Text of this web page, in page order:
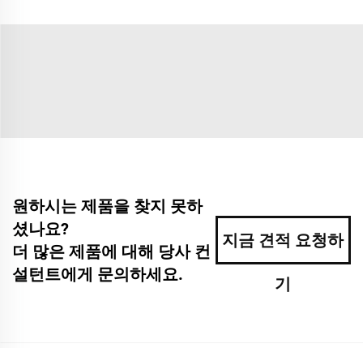
원하시는 제품을 찾지 못하
셨나요?
더 많은 제품에 대해 당사 컨
설턴트에게 문의하세요.
지금 견적 요청하
기